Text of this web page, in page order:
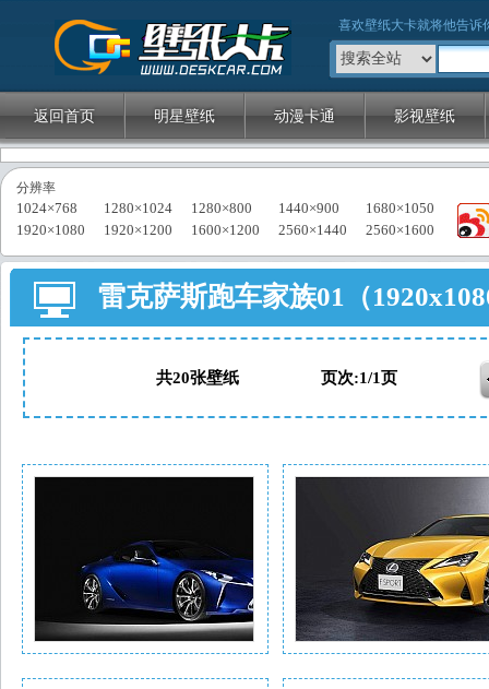
壁纸大卡 喜欢壁纸大卡就将他告诉
返回首页 明星壁纸 动漫卡通 影视壁纸
分辨率
1024×768 1280×1024 1280×800 1440×900
1680×1050
1920×1080
1920×1200 1600×1200 2560×1440 2560×1600
雷克萨斯跑车家族01（
共20张壁纸 页次:1/1页